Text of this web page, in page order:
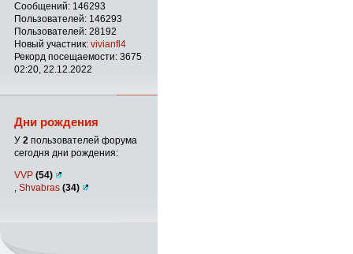
Сообщений: 146293
Пользователей: 146293
Пользователей: 28192
Новый участник: vivianfl4
Рекорд посещаемости: 3675
02:20, 22.12.2022
Дни рождения
У 2 пользователей форума
сегодня дни рождения:
VVP (54)
Shvabras (34)